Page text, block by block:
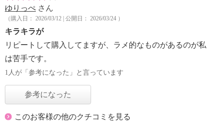
ゆりっぺ さん
（購入日： 2026/03/12 | 公開日： 2026/03/24 ）
キラキラが
リピートして購入してますが、ラメ的なものがあるのが私
は苦手です。
1人が「参考になった」と言っています
参考になった
このお客様の他のクチコミを見る